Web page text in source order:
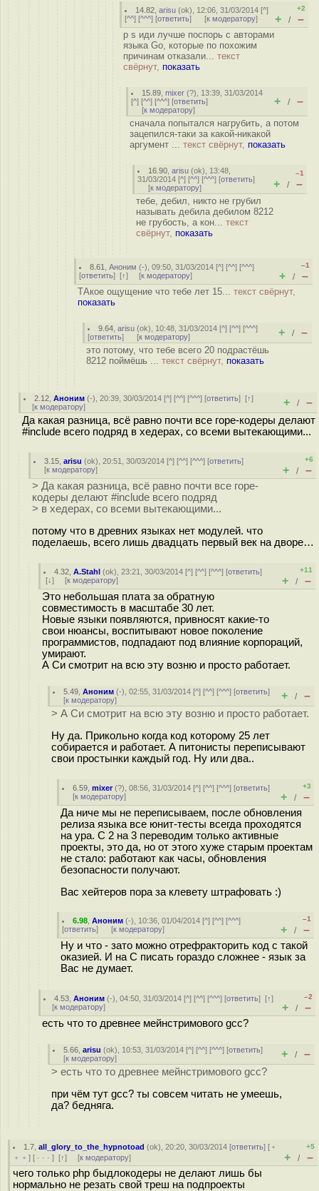
14.82 ,arisu (ok), 12:06, 31/03/2014 [^]
[^^] [^^^] [ответить] [к модератору]
+2
+ / –
p s иди лучше поспорь с авторами
языка Go, которые по похожим
причинам отказали... текст
свёрнут, показать
15.89 ,mixer (?), 13:39, 31/03/2014
[^] [^^] [^^^] [ответить]
[к модератору]
+ / –
сначала попытался нагрубить, а потом
зацепился-таки за какой-никакой
аргумент ... текст свёрнут, показать
16.90 ,arisu (ok), 13:48,
31/03/2014 [^] [^^] [^^^] [ответить]
[к модератору]
–1
+ / –
тебе, дебил, никто не грубил
называть дебила дебилом 8212
не грубость, а кон... текст
свёрнут, показать
8.61 ,Аноним (-), 09:50, 31/03/2014 [^] [^^] [^^^]
[ответить] [↑] [к модератору]
–1
+ / –
ТАкое ощущение что тебе лет 15... текст свёрнут,
показать
9.64 ,arisu (ok), 10:48, 31/03/2014 [^] [^^] [^^^]
[ответить] [к модератору] + / –
это потому, что тебе всего 20 подрастёшь
8212 поймёшь ... текст свёрнут, показать
2.12 ,Аноним (-), 20:39, 30/03/2014 [^] [^^] [^^^] [ответить][↑]
[к модератору] + / –
Да какая разница, всё равно почти все горе-кодеры делают
#include всего подряд в хедерах, со всеми вытекающими...
3.15 ,arisu (ok), 20:51, 30/03/2014 [^] [^^] [^^^] [ответить]
[к модератору]
+6
+ / –
> Да какая разница, всё равно почти все горе-
кодеры делают #include всего подряд
> в хедерах, со всеми вытекающими...
потому что в древних языках нет модулей. что
поделаешь, всего лишь двадцать первый век на дворе…
4.32 ,A.Stahl (ok), 23:21, 30/03/2014 [^] [^^] [^^^] [ответить]
[↓] [к модератору]
+11
+ / –
Это небольшая плата за обратную
совместимость в масштабе 30 лет.
Новые языки появляются, привносят какие-то
свои нюансы, воспитывают новое поколение
программистов, подпадают под влияние корпораций,
умирают.
А Си смотрит на всю эту возню и просто работает.
5.49 ,Аноним (-), 02:55, 31/03/2014 [^] [^^] [^^^] [ответить]
[к модератору] + / –
> А Си смотрит на всю эту возню и просто работает.
Ну да. Прикольно когда код которому 25 лет
собирается и работает. А питонисты переписывают
свои простынки каждый год. Ну или два..
6.59 ,mixer(?), 08:56, 31/03/2014 [^] [^^] [^^^] [ответить]
[к модератору]
+3
+ / –
Да ниче мы не переписываем, после обновления
релиза языка все юнит-тесты всегда проходятся
на ура. С 2 на 3 переводим только активные
проекты, это да, но от этого хуже старым проектам
не стало: работают как часы, обновления
безопасности получают.
Вас хейтеров пора за клевету штрафовать :)
6.98 ,Аноним (-), 10:36, 01/04/2014 [^] [^^] [^^^]
[ответить] [к модератору]
–1
+ / –
Ну и что - зато можно отрефракторить код с такой
оказией. И на С писать гораздо сложнее - язык за
Вас не думает.
4.53 ,Аноним (-), 04:50, 31/03/2014 [^] [^^] [^^^] [ответить][↑]
[к модератору]
–2
+ / –
есть что то древнее мейнстримового gcc?
5.66 ,arisu (ok), 10:53, 31/03/2014 [^] [^^] [^^^] [ответить]
[к модератору] + / –
> есть что то древнее мейнстримового gcc?
при чём тут gcc? ты совсем читать не умеешь,
да? бедняга.
1.7 ,all_glory_to_the_hypnotoad (ok), 20:20, 30/03/2014 [ответить] [ ﹢
﹢﹢ ] [ · · · ] [↑] [к модератору]
+5
+ / –
чего только php быдлокодеры не делают лишь бы
нормально не резать свой треш на подпроекты